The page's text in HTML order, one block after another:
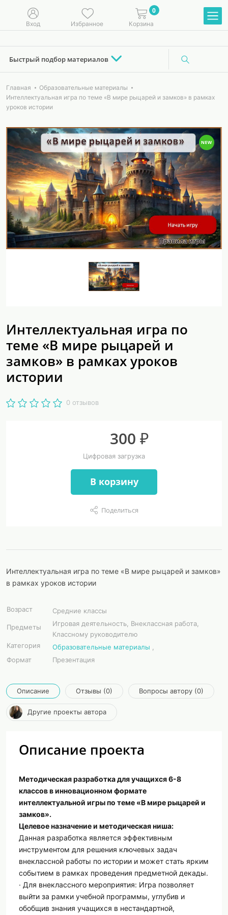
Вход Избранное
0
Корзина
Быстрый подбор материалов
Главная
Образовательные материалы
Интеллектуальная игра по теме «В мире рыцарей и замков» в рамках
уроков истории
Интеллектуальная игра по
теме «В мире рыцарей и
замков» в рамках уроков
истории
0 отзывов
300 ₽
Цифровая загрузка
В корзину
Поделиться
Интеллектуальная игра по теме «В мире рыцарей и замков»
в рамках уроков истории
Возраст
Средние классы
Предметы
Игровая деятельность, Внеклассная работа,
Классному руководителю
Категория
Образовательные материалы
Формат
Презентация
Описание Отзывы (0) Вопросы автору (0)
Другие проекты автора
Описание проекта
Методическая разработка для учащихся 6-8
классов в инновационном формате
интеллектуальной игры по теме «В мире рыцарей и
замков».
Целевое назначение и методическая ниша:
Данная разработка является эффективным
инструментом для решения ключевых задач
внеклассной работы по истории и может стать ярким
событием в рамках проведения предметной декады.
· Для внеклассного мероприятия: Игра позволяет
выйти за рамки учебной программы, углубив и
обобщив знания учащихся в нестандартной,